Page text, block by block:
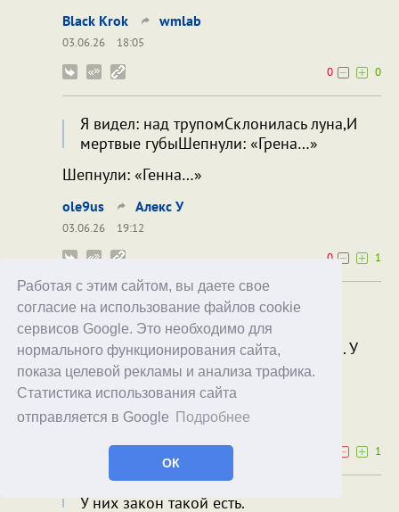
Работая с этим сайтом, вы даете свое
согласие на использование файлов cookie
сервисов Google. Это необходимо для
нормального функционирования сайта,
показа целевой рекламы и анализа трафика.
Статистика использования сайта
отправляется в Google
Подробнее
ОК
Black Krok wmlab
03.06.26
18:05
0
0
Я видел: над трупомСклонилась луна,И
мертвые губыШепнули: «Грена…»
Шепнули: «Генна…»
ole9us Алекс У
03.06.26
19:12
0
1
Любого родившегося на территории
современной России можно объявить
гражданином России на её территории. У
них закон такой есть.
Mathemilda No Kangaroos
03.06.26
22:58
1
У них закон такой есть.